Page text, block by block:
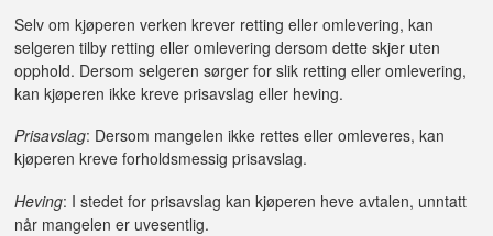
Selv om kjøperen verken krever retting eller omlevering, kan
selgeren tilby retting eller omlevering dersom dette skjer uten
opphold. Dersom selgeren sørger for slik retting eller omlevering,
kan kjøperen ikke kreve prisavslag eller heving.
Prisavslag: Dersom mangelen ikke rettes eller omleveres, kan
kjøperen kreve forholdsmessig prisavslag.
Heving: I stedet for prisavslag kan kjøperen heve avtalen, unntatt
når mangelen er uvesentlig.